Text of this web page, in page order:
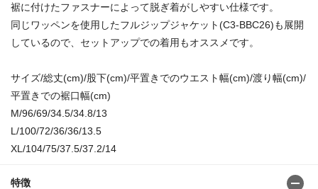
裾に付けたファスナーによって脱ぎ着がしやすい仕様です。
同じワッペンを使用したフルジップジャケット(C3-BBC26)も展開
しているので、セットアップでの着用もオススメです。
サイズ/総丈(cm)/股下(cm)/平置きでのウエスト幅(cm)/渡り幅(cm)/
平置きでの裾口幅(cm)
M/96/69/34.5/34.8/13
L/100/72/36/36/13.5
XL/104/75/37.5/37.2/14
特徴